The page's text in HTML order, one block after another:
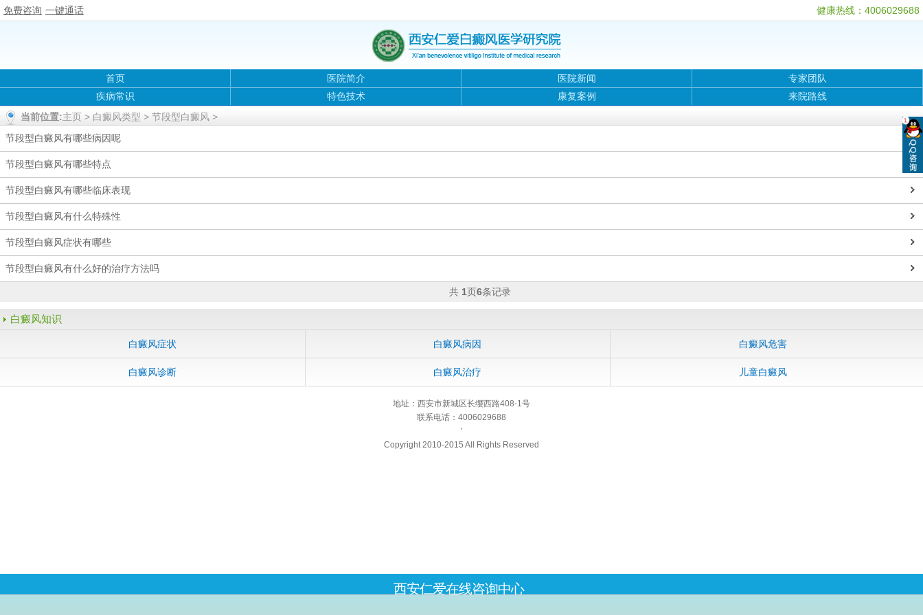
免费咨询 一键通话 健康热线：4006029688
首页 医院简介 医院新闻
专家团队
疾病常识
特色技术 康复案例
来院路线
当前位置:主页 > 白癜风类型 > 节段型白癜风 >
节段型白癜风有哪些病因呢
节段型白癜风有哪些特点
节段型白癜风有哪些临床表现
节段型白癜风有什么特殊性
节段型白癜风症状有哪些
节段型白癜风有什么好的治疗方法吗
共 1页6条记录
白癜风知识
白癜风症状 白癜风病因 白癜风危害
白癜风诊断 白癜风治疗 儿童白癜风
地址：西安市新城区长缨西路408-1号
联系电话：4006029688
西安仁爱在线咨询中心
'
Copyright 2010-2015 All Rights Reserved